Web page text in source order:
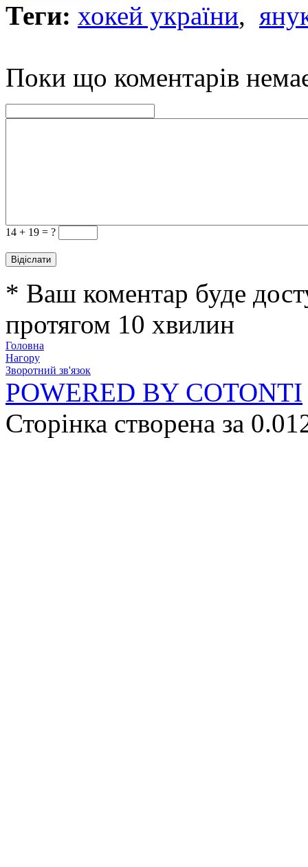
Теги: хокей україни,
Поки що коментарів
14 + 19 = ?
* Ваш коментар буде
протягом 10 хвилин
Головна
Нагору
Зворотний зв'язок
POWERED BY COTONTI
Сторінка створена за